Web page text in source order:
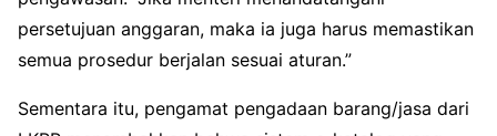
persetujuan anggaran, maka ia juga harus memastikan
semua prosedur berjalan sesuai aturan.”
Sementara itu, pengamat pengadaan barang/jasa dari